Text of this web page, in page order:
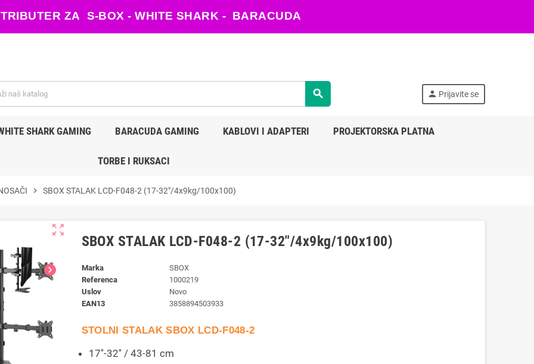
ZA S-BOX - WHITE SHARK - BARACUDA
search person Prijavite se
SHARK GAMING BARACUDA GAMING KABLOVI I ADAPTERI PROJEKTORSKA PLATNA
TORBE I RUKSACI
chevron_right SBOX STALAK LCD-F048-2 (17-32"/4x9kg/100x100)
zoom_out_map
chevron_right
SBOX STALAK LCD-F048-2 (17-32"/4x9kg/100x100)
Marka
SBOX
Referenca
1000219
Uslov
Novo
EAN13
3858894503933
STOLNI STALAK SBOX LCD-F048-2
17''-32'' / 43-81 cm